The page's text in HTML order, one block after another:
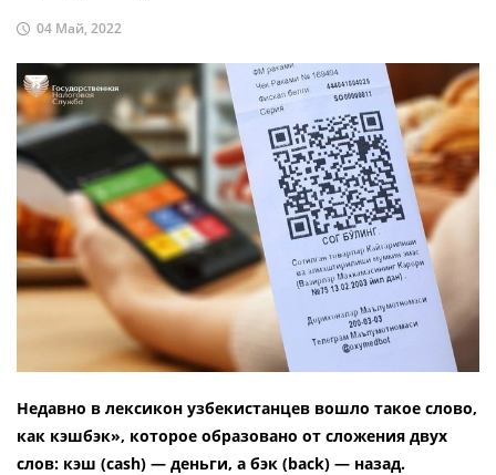
04 Май, 2022
Недавно в лексикон узбекистанцев вошло такое слово,
как кэшбэк», которое образовано от сложения двух
слов: кэш (cash) — деньги, а бэк (back) — назад.